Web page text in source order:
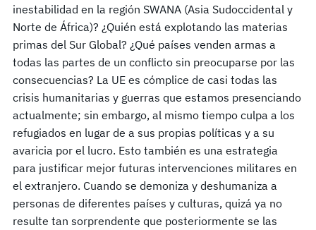
inestabilidad en la región SWANA (Asia Sudoccidental y
Norte de África)? ¿Quién está explotando las materias
primas del Sur Global? ¿Qué países venden armas a
todas las partes de un conflicto sin preocuparse por las
consecuencias? La UE es cómplice de casi todas las
crisis humanitarias y guerras que estamos presenciando
actualmente; sin embargo, al mismo tiempo culpa a los
refugiados en lugar de a sus propias políticas y a su
avaricia por el lucro. Esto también es una estrategia
para justificar mejor futuras intervenciones militares en
el extranjero. Cuando se demoniza y deshumaniza a
personas de diferentes países y culturas, quizá ya no
resulte tan sorprendente que posteriormente se las